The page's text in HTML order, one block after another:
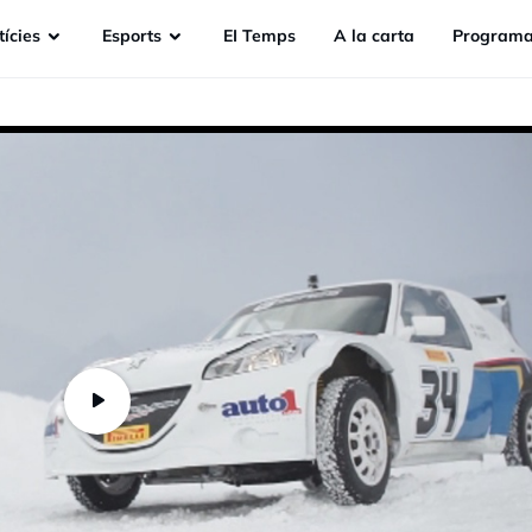
Esports EI Temps A la carta